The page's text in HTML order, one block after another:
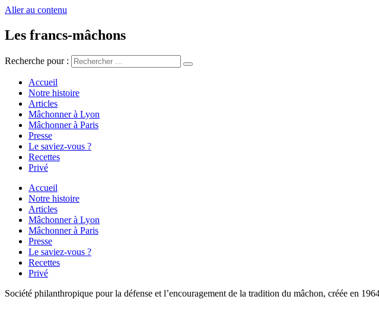
Aller au contenu
Les francs-mâchons
Recherche pour :
Accueil
Notre histoire
Articles
Mâchonner à Lyon
Mâchonner à Paris
Presse
Le saviez-vous ?
Recettes
Privé
Accueil
Notre histoire
Articles
Mâchonner à Lyon
Mâchonner à Paris
Presse
Le saviez-vous ?
Recettes
Privé
Société philanthropique pour la défense et l’encouragement de la tradition du mâchon, créée en